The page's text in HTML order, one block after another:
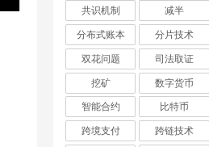
共识机制
减半
分布式账本
分片技术
双花问题
司法取证
挖矿
数字货币
智能合约
比特币
跨境支付
跨链技术